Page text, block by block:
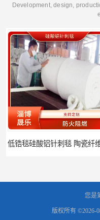
Development, design,
低锆毯硅酸铝针刺毯 陶瓷纤
您是
版权所有 ©2026-